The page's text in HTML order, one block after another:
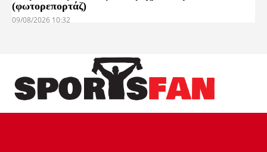
(φωτορεπορτάζ)
09/08/2026 10:32